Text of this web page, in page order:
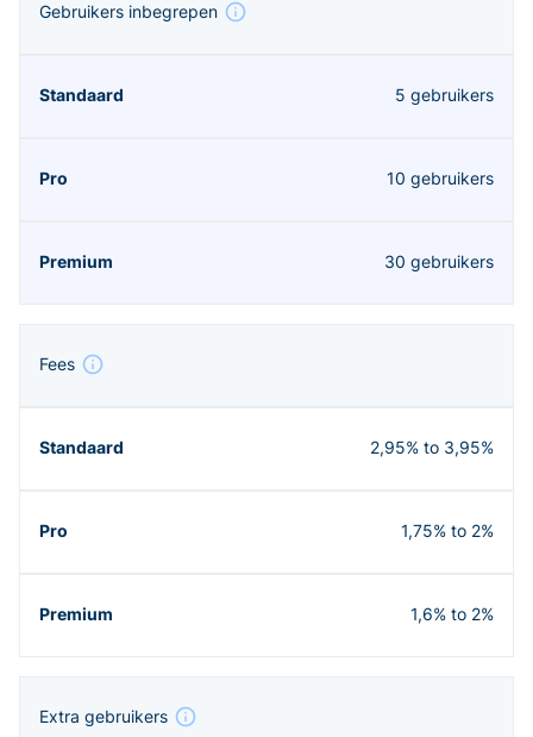
Gebruikers inbegrepen
5 gebruikers
10 gebruikers
30 gebruikers
Fees
2,95% to 3,95%
1,75% to 2%
1,6% to 2%
Extra gebruikers